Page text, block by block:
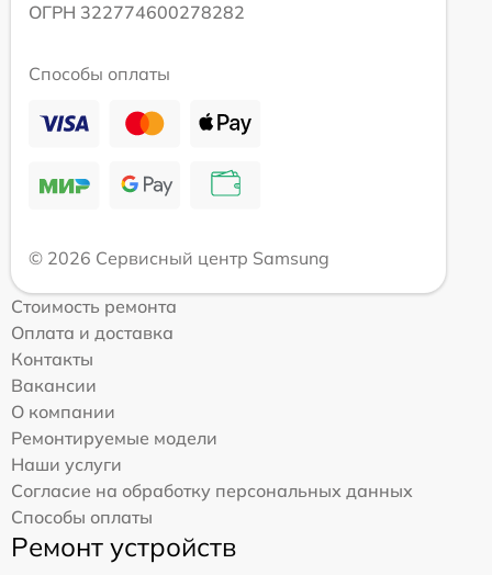
ОГРН 322774600278282
Способы оплаты
© 2026 Сервисный центр Samsung
Стоимость ремонта
Оплата и доставка
Контакты
Вакансии
О компании
Ремонтируемые модели
Наши услуги
Согласие на обработку персональных данных
Способы оплаты
Ремонт устройств